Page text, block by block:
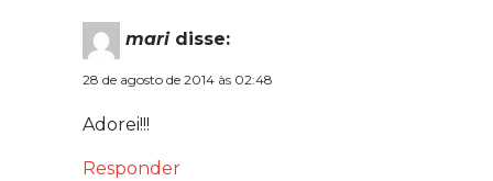
mari disse:
28 de agosto de 2014 às 02:48
Adorei!!!
Responder